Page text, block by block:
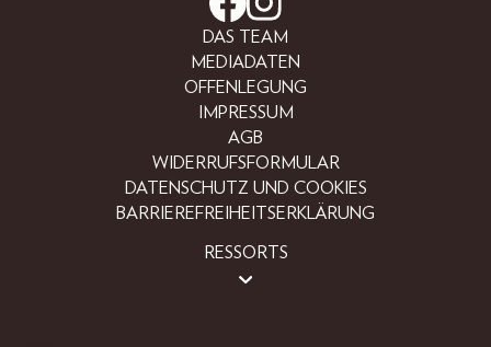
DAS TEAM
MEDIADATEN
OFFENLEGUNG
IMPRESSUM
AGB
WIDERRUFSFORMULAR
DATENSCHUTZ UND COOKIES
BARRIEREFREIHEITSERKLÄRUNG
RESSORTS